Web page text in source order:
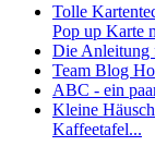
Tolle
Pop up Karte
Die Anleitung
Team Blog
ABC - ein
Kleine
Kaffeetafel...